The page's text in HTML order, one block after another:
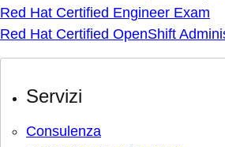
Red Hat Certified Engineer Exam
Red Hat Certified OpenShift
Servizi
Consulenza